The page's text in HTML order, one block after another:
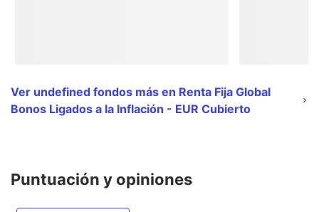
Ver undefined fondos más en Renta Fija Global
Bonos Ligados a la Inflación - EUR Cubierto
Puntuación y opiniones